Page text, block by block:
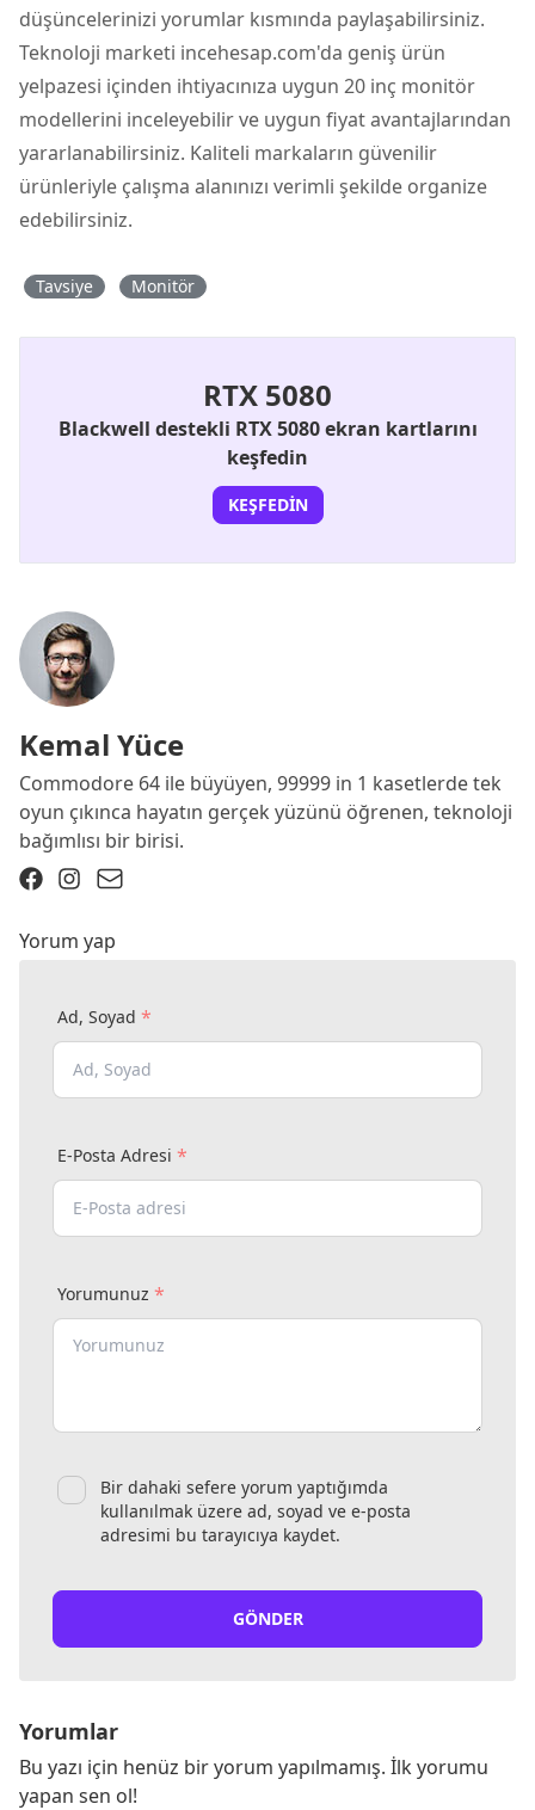
düşüncelerinizi yorumlar kısmında paylaşabilirsiniz.
Teknoloji marketi incehesap.com'da geniş ürün
yelpazesi içinden ihtiyacınıza uygun 20 inç monitör
modellerini inceleyebilir ve uygun fiyat avantajlarından
yararlanabilirsiniz. Kaliteli markaların güvenilir
ürünleriyle çalışma alanınızı verimli şekilde organize
edebilirsiniz.
Tavsiye Monitör
RTX 5080
Blackwell destekli RTX 5080 ekran kartlarını
keşfedin
KEŞFEDIN
Kemal Yüce
Commodore 64 ile büyüyen, 99999 in 1 kasetlerde tek
oyun çıkınca hayatın gerçek yüzünü öğrenen, teknoloji
bağımlısı bir birisi.
Yorum yap
Ad, Soyad *
E-Posta Adresi *
Yorumunuz *
Bir dahaki sefere yorum yaptığımda
kullanılmak üzere ad, soyad ve e-posta
adresimi bu tarayıcıya kaydet.
GÖNDER
Yorumlar
Bu yazı için henüz bir yorum yapılmamış. İlk yorumu
yapan sen ol!